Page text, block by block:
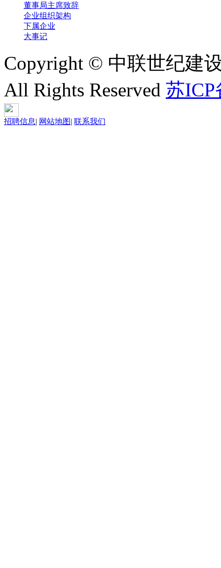
董事局主席致辞
企业组织架构
下属企业
大事记
Copyright © 中联世纪建
All Rights Reserved 苏ICP
招聘信息| 网站地图| 联系我们